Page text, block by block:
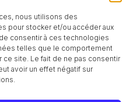
nous utilisons des
pour stocker et/ou accéder aux
consentir à ces technologies
telles que le comportement
ce site. Le fait de ne pas consentir
avoir un effet négatif sur
?